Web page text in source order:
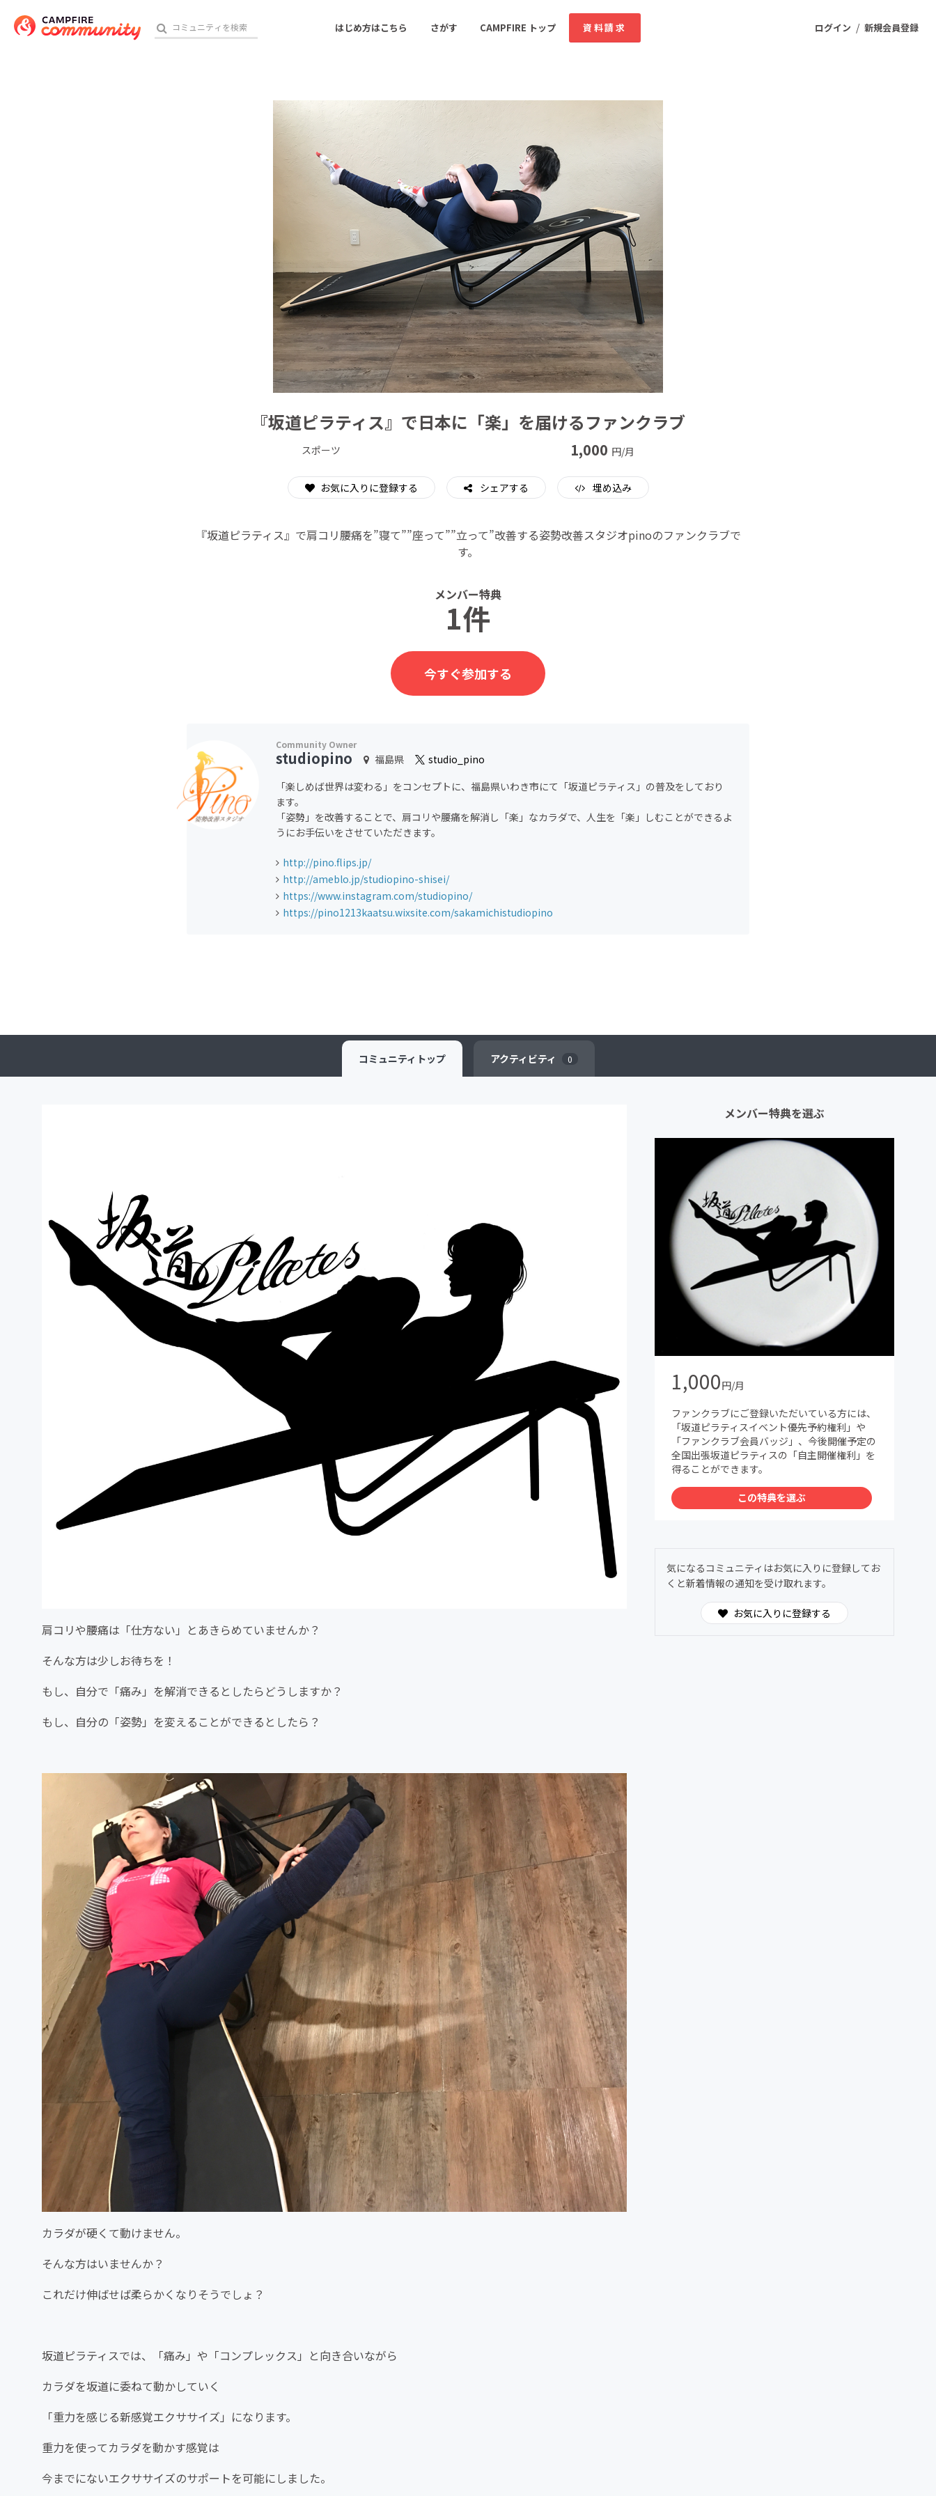
ログイン / 新規会員登録
はじめ方はこちら さがす CAMPFIRE トップ 資料請求
おすすめのコミュニティ
音楽 舞台・パフォーマンス
ゲーム・サービス開発 フード・飲食店
書籍・雑誌出版 アニメ・漫画
ソーシャルグッド ビューティー・ヘルスケア
CAMPFIRE for Social Good CAMPFIRE Creation
『坂道ピラティス』で日本に「楽」を届けるファンクラブ
スポーツ 1,000 円/月
お気に入りに登録する シェアする 埋め込み
『坂道ピラティス』で肩コリ腰痛を”寝て””座って””立って”改善する姿勢改善スタジオpinoのファンクラブで
す。
メンバー特典
1件
今すぐ参加する
studiopino 福島県
studio_pino
「楽しめば世界は変わる」をコンセプトに、福島県いわき市にて「坂道ピラティス」の普及をしており
ます。
「姿勢」を改善することで、肩コリや腰痛を解消し「楽」なカラダで、人生を「楽」しむことができるよ
うにお手伝いをさせていただきます。
http://pino.flips.jp/
http://ameblo.jp/studiopino-shisei/
https://www.instagram.com/studiopino/
https://pino1213kaatsu.wixsite.com/sakamichistudiopino
コミュニティ トップ アクティビティ 0
肩コリや腰痛は「仕方ない」とあきらめていませんか？
そんな方は少しお待ちを！
もし、自分で「痛み」を解消できるとしたらどうしますか？
もし、自分の「姿勢」を変えることができるとしたら？
カラダが硬くて動けません。
そんな方はいませんか？
これだけ伸ばせば柔らかくなりそうでしょ？
坂道ピラティスでは、「痛み」や「コンプレックス」と向き合いながら
カラダを坂道に委ねて動かしていく
「重力を感じる新感覚エクササイズ」になります。
重力を使ってカラダを動かす感覚は
今までにないエクササイズのサポートを可能にしました。
メンバー特典を選ぶ
1,000円/月
ファンクラブにご登録いただいている方には、
「坂道ピラティスイベント優先予約権利」や
「ファンクラブ会員バッジ」、今後開催予定の
全国出張坂道ピラティスの「自主開催権利」を
得ることができます。
この特典を選ぶ
気になるコミュニティはお気に入りに登録してお
くと新着情報の通知を受け取れます。
お気に入りに登録する